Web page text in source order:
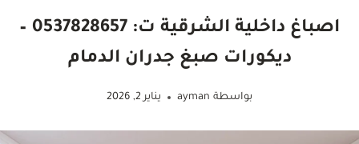
اصباغ داخلية الشرقية ت: 0537828657 –
ديكورات صبغ جدران الدمام
بواسطة ayman يناير 2, 2026